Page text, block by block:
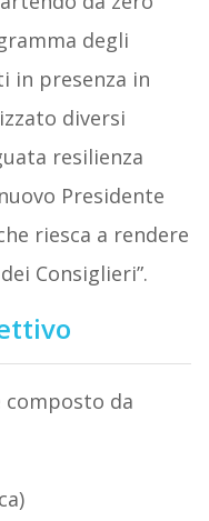
degli
in presenza in
diversi
resilienza
Presidente
riesca a rendere
Consiglieri”.
da